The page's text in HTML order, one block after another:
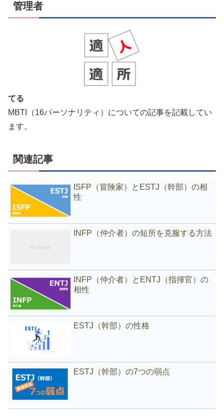
管理者
てる
MBTI（16パーソナリティ）についての記事を記載してい
ます。
関連記事
ISFP（冒険家）とESTJ（幹部）の相
性
INFP（仲介者）の短所を克服する方法
INFP（仲介者）とENTJ（指揮官）の
相性
ESTJ（幹部）の性格
ESTJ（幹部）の7つの弱点